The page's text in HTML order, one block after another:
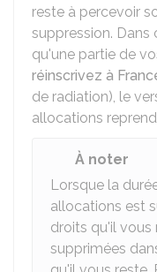
reste à percevoir
suppression. Dans
qu'une partie de
réinscrivez à
de radiation), le
allocations
À noter
Lorsque la
allocations est
droits qu'il vous
supprimées